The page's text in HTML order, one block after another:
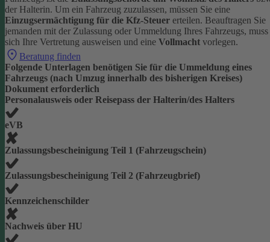
der Halterin. Um ein Fahrzeug zuzulassen, müssen Sie eine
Einzugsermächtigung für die Kfz-Steuer erteilen. Beauftragen Sie
jemanden mit der Zulassung oder Ummeldung Ihres Fahrzeugs, muss
sich Ihre Vertretung ausweisen und eine Vollmacht vorlegen.
Beratung finden
Folgende Unterlagen benötigen Sie für die Ummeldung eines
Fahrzeugs (nach Umzug innerhalb des bisherigen Kreises)
Dokument erforderlich
Personalausweis oder Reisepass der Halterin/des Halters
eVB
Zulassungsbescheinigung Teil 1 (Fahrzeugschein)
Zulassungsbescheinigung Teil 2 (Fahrzeugbrief)
Kennzeichenschilder
Nachweis über HU